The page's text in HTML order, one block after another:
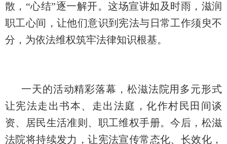
散，“心结”逐一解开。这场宣讲如及时雨，滋润
职工心间，让他们意识到宪法与日常工作须臾不
分，为依法维权筑牢法律知识根基。
一天的活动精彩落幕，松滋法院用多元形式
让宪法走出书本、走出法庭，化作村民田间谈
资、居民生活准则、职工维权手册。今后，松滋
法院将持续发力，让宪法宣传常态化、长效化，